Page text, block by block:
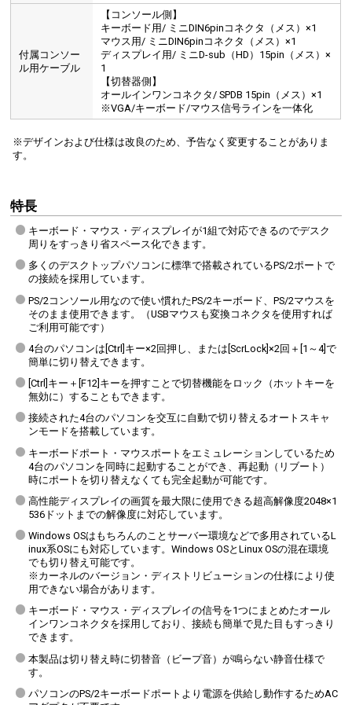
付属コンソー
ル用ケーブル
【コンソール側】
キーボード用/ ミニDIN6pinコネクタ（メス）×1
マウス用/ ミニDIN6pinコネクタ（メス）×1
ディスプレイ用/ ミニD-sub（HD）15pin（メス）×
1
【切替器側】
オールインワンコネクタ/ SPDB 15pin（メス）×1
※VGA/キーボード/マウス信号ラインを一体化
※デザインおよび仕様は改良のため、予告なく変更することがありま
す。
特長
キーボード・マウス・ディスプレイが1組で対応できるのでデスク
周りをすっきり省スペース化できます。
多くのデスクトップパソコンに標準で搭載されているPS/2ポートで
の接続を採用しています。
PS/2コンソール用なので使い慣れたPS/2キーボード、PS/2マウスを
そのまま使用できます。（USBマウスも変換コネクタを使用すれば
ご利用可能です）
4台のパソコンは[Ctrl]キー×2回押し、または[ScrLock]×2回＋[1～4]で
簡単に切り替えできます。
[Ctrl]キー＋[F12]キーを押すことで切替機能をロック（ホットキーを
無効に）することもできます。
接続された4台のパソコンを交互に自動で切り替えるオートスキャ
ンモードを搭載しています。
キーボードポート・マウスポートをエミュレーションしているため
4台のパソコンを同時に起動することができ、再起動（リブート）
時にポートを切り替えなくても完全起動が可能です。
高性能ディスプレイの画質を最大限に使用できる超高解像度2048×1
536ドットまでの解像度に対応しています。
Windows OSはもちろんのことサーバー環境などで多用されているL
inux系OSにも対応しています。Windows OSとLinux OSの混在環境
でも切り替え可能です。
※カーネルのバージョン・ディストリビューションの仕様により使
用できない場合があります。
キーボード・マウス・ディスプレイの信号を1つにまとめたオール
インワンコネクタを採用しており、接続も簡単で見た目もすっきり
できます。
本製品は切り替え時に切替音（ビープ音）が鳴らない静音仕様で
す。
パソコンのPS/2キーボードポートより電源を供給し動作するためAC